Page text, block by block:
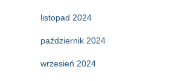
listopad 2024
październik 2024
wrzesień 2024